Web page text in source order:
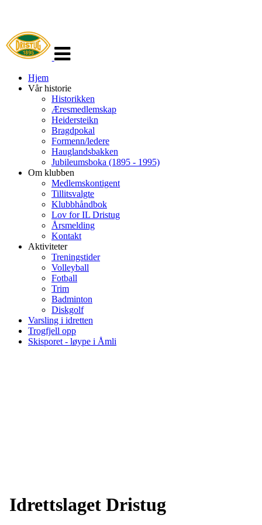
navigasjon
Hjem
Vår historie
Historikken
Æresmedlemskap
Heidersteikn
Bragdpokal
Formenn/ledere
Hauglandsbakken
Jubileumsboka (1895 - 1995)
Om klubben
Medlemskontigent
Tillitsvalgte
Klubbhåndbok
Lov for IL Dristug
Årsmelding
Kontakt
Aktiviteter
Treningstider
Volleyball
Fotball
Trim
Badminton
Diskgolf
Varsling i idretten
Trogfjell opp
Skisporet - løype i Åmli
Idrettslaget Dristug